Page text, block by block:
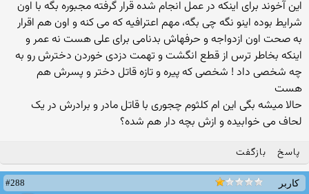
این آخوند برای اینکه در عمل انجام شده قرار گرفته مجبوره بگه با اون
شرایط بوده اینو نگه چی بگه، مهم اعترافیه که می کنه و اون هم اقرار
به صحت اون ازدواجه و حرفهاش بدنامی برای علی هست نه عمر و
اینکه بخاطر ترس از قطع انگشت و تهمت دزدی خوردن دخترش رو به
چه شخصی داد ! شخصی که پیره و تازه قاتل دختر و پسرش هم
هست
حالا میشه بگی این ام کلثوم چجوری با قاتل مادر و برادرش در یک
لحاف می خوابیده و ازش بچه دار هم شده؟
پاسخ بازگفت
کاربر
#288